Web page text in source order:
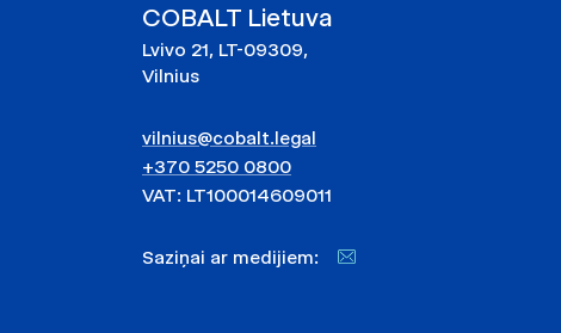
COBALT Lietuva
Lvivo 21, LT-09309,
Vilnius
vilnius@cobalt.legal
+370 5250 0800
VAT: LT100014609011
Saziņai ar medijiem: